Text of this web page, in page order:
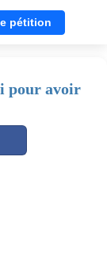
pétition
pour avoir